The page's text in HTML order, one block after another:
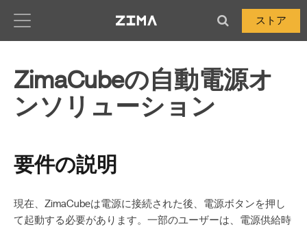
ストア
ZimaCubeの自動電源オ
ンソリューション
要件の説明
現在、ZimaCubeは電源に接続された後、電源ボタンを押し
て起動する必要があります。一部のユーザーは、電源供給時